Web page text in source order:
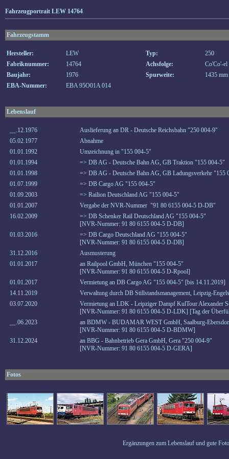
Fahrzeugportrait LEW 14764
Fahrzeugstamm
Hersteller: LEW Typ:
250
Fabriknummer:
14764 Achsfolge:
Co'Co'-el
Baujahr:
1976 Spurweite:
1435 mm
EBA-Nummer:
EBA 95O01A 014
Lebenslauf
__.12.1976
Auslieferung an DR - Deutsche Reichsbahn "250 004-9"
05.02.1977
Abnahme
01.01.1992
Umzeichnung in "155 004-5"
01.01.1994
=> DB AG - Deutsche Bahn AG, GB Traktion "155 004-5"
01.01.1998
=> DB AG - Deutsche Bahn AG, GB Ladungsverkehr "155
01.07.1999
=> DB Cargo AG "155 004-5"
01.09.2003
=> Railion Deutschland AG "155 004-5"
01.01.2007
Vergabe der NVR-Nummer "91 80 6155 004-5 D-DB"
16.02.2009
=> DB Schenker Rail Deutschland AG "155 004-5"
[NVR-Nummer: 91 80 6155 004-5 D-DB]
01.03.2016
=> DB Cargo Deutschland AG "155 004-5"
[NVR-Nummer: 91 80 6155 004-5 D-DB]
31.12.2016
Ausmusterung
01.01.2017
an Railpool GmbH, München "155 004-5"
[NVR-Nummer: 91 80 6155 004-5 D-Rpool]
01.01.2017
Vermietung an DB Cargo AG "155 004-5" [bis 14.11.2019]
14.11.2019
Verwaltung durch DB Stillstandsmanagement, Leipzig-
03.07.2020
Vermietung an LDK - Leipziger Dampf KulTour Alexander
[NVR-Nummer: 91 80 6155 004-5 D-LDK] [Tag der
__.06.2023
an BDMW - BUDAMAR WEST GmbH, Saalburg-
[NVR-Nummer: 91 80 6155 004-5 D-BDMW]
31.12.2024
an BBG - Bahnbetrieb Gera GmbH, Gera "250 004-9"
[NVR-Nummer: 91 80 6155 004-5 D-GERA]
Fotos
Ergänzungen zum Lebenslauf und gute